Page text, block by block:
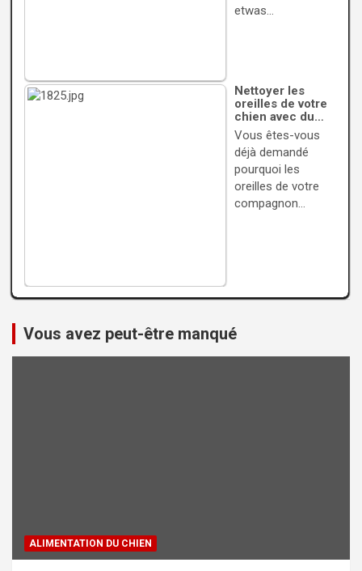
etwas…
Nettoyer les
oreilles de votre
chien avec du…
Vous êtes-vous
déjà demandé
pourquoi les
oreilles de votre
compagnon…
Vous avez peut-être manqué
ALIMENTATION DU CHIEN